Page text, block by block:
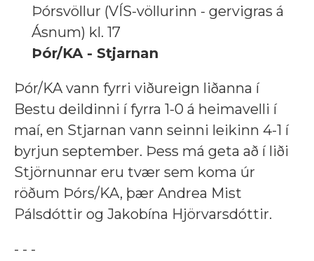
Þórsvöllur (VÍS-völlurinn - gervigras á
Ásnum) kl. 17
Þór/KA - Stjarnan
Þór/KA vann fyrri viðureign liðanna í
Bestu deildinni í fyrra 1-0 á heimavelli í
maí, en Stjarnan vann seinni leikinn 4-1 í
byrjun september. Þess má geta að í liði
Stjörnunnar eru tvær sem koma úr
röðum Þórs/KA, þær Andrea Mist
Pálsdóttir og Jakobína Hjörvarsdóttir.
- - -